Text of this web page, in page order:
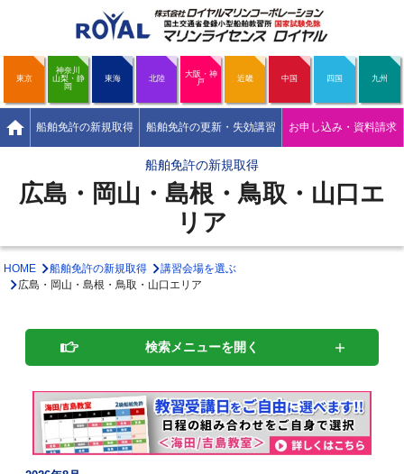
東京
神奈川
山梨・静
岡
東海 北陸
大阪・神
戸
近畿 中国 四国 九州
home 船舶免許の新規取得 船舶免許の更新・失効講習 お申し込み・資料請求
船舶免許の新規取得
広島・岡山・島根・鳥取・山口エ
リア
HOME 船舶免許の新規取得
講習会場を選ぶ
広島・岡山・島根・鳥取・山口エリア
検索メニューを開く